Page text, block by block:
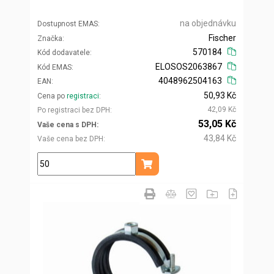
Dostupnost EMAS na objednávku
Značka
Kód dodavatele
Fischer
570184
Kód EMAS
EAN
ELOSOS2063867
4048962504163
Cena po registraci
Po registraci bez DPH
50,93 Kč
42,09 Kč
Vaše cena s DPH
Vaše cena bez DPH
53,05 Kč
43,84 Kč
ks
Přidat do košíku